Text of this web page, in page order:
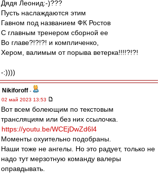
Дядя Леонид:-)???
Пусть наслаждаются этим
Гавном под названием ФК Ростов
С главным тренером сборной ее
Во главе?!?!?! и компличенко,
Хером, валимым от порыва ветерка!!!!?!?!
-:))))
Nikiforoff -
02 май 2023 13:53
Вот всем болеющим по текстовым
трансляциям или без них ссылочка.
https://youtu.be/WCEjDwZd6l4
Моменты охуительно подобраны.
Наши тоже не ангелы. Но это радует, только не
надо тут мерзотную команду валеры
оправдывать.